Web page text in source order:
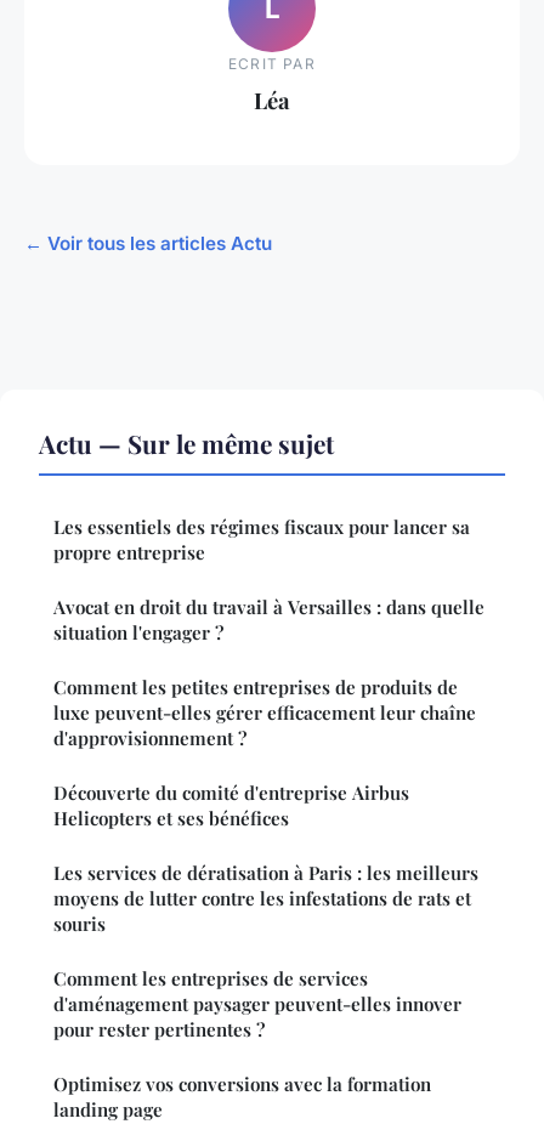
L
ECRIT PAR
Léa
← Voir tous les articles Actu
Actu — Sur le même sujet
Les essentiels des régimes fiscaux pour lancer sa
propre entreprise
Avocat en droit du travail à Versailles : dans quelle
situation l'engager ?
Comment les petites entreprises de produits de
luxe peuvent-elles gérer efficacement leur chaîne
d'approvisionnement ?
Découverte du comité d'entreprise Airbus
Helicopters et ses bénéfices
Les services de dératisation à Paris : les meilleurs
moyens de lutter contre les infestations de rats et
souris
Comment les entreprises de services
d'aménagement paysager peuvent-elles innover
pour rester pertinentes ?
Optimisez vos conversions avec la formation
landing page